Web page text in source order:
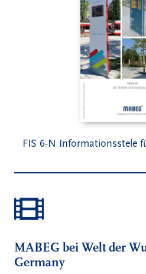
FIS 6-N Informationsstele
MABEG bei Welt der
Germany